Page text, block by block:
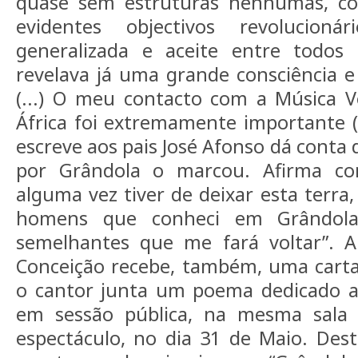
evidentes objectivos
generalizada e aceite entre
revelava já uma grande consciência
(...) O meu contacto com a Música
África foi extremamente importante
escreve aos pais José Afonso dá
por Grândola o marcou. Afirma
alguma vez tiver de deixar esta
homens que conheci em
semelhantes que me fará voltar”.
Conceição recebe, também, uma
o cantor junta um poema dedicado
em sessão pública, na mesma
espectáculo, no dia 31 de Maio.